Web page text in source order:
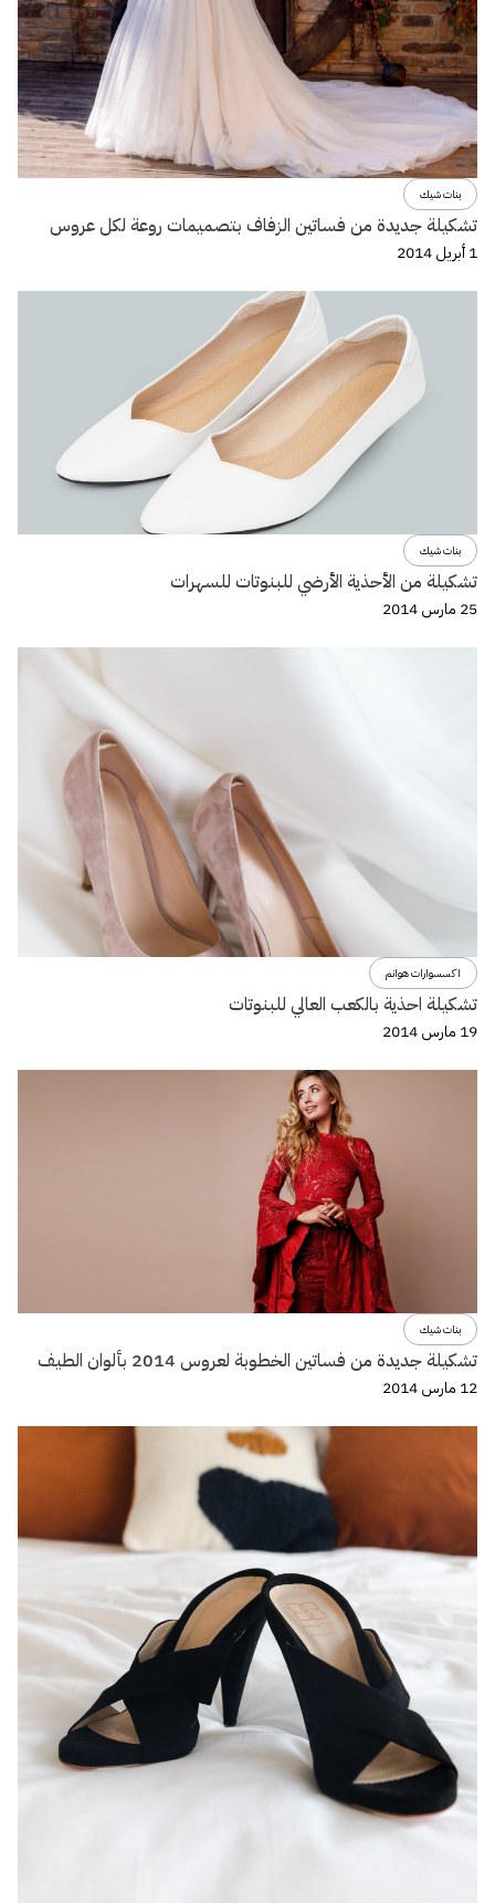
بنات شيك
تشكيلة جديدة من فساتين الزفاف بتصميمات روعة لكل عروس
1 أبريل 2014
بنات شيك
تشكيلة من الأحذية الأرضي للبنوتات للسهرات
25 مارس 2014
اكسسوارات هوانم
تشكيلة احذية بالكعب العالي للبنوتات
19 مارس 2014
بنات شيك
تشكيلة جديدة من فساتين الخطوبة لعروس 2014 بألوان الطيف
12 مارس 2014